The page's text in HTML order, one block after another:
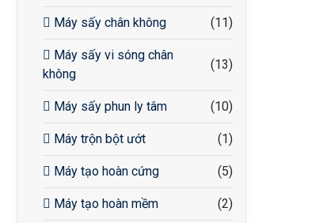
Máy sấy chân không (11)
Máy sấy vi sóng chân
không
(13)
Máy sấy phun ly tâm (10)
Máy trộn bột ướt (1)
Máy tạo hoàn cứng (5)
Máy tạo hoàn mềm (2)